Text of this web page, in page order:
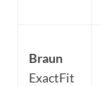
Braun
ExactFit